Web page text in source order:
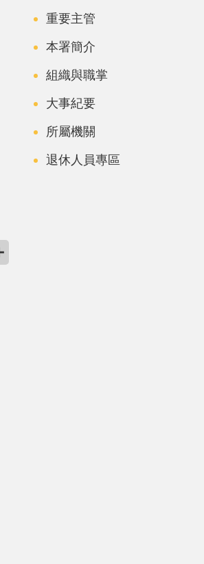
重要主管
本署簡介
組織與職掌
大事紀要
所屬機關
退休人員專區